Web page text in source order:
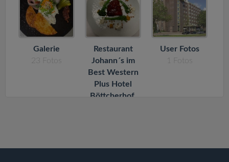
Galerie
23 Fotos
Restaurant
Johann´s im
Best Western
Plus Hotel
Böttcherhof,
User Fotos
1
Fotos
a
t